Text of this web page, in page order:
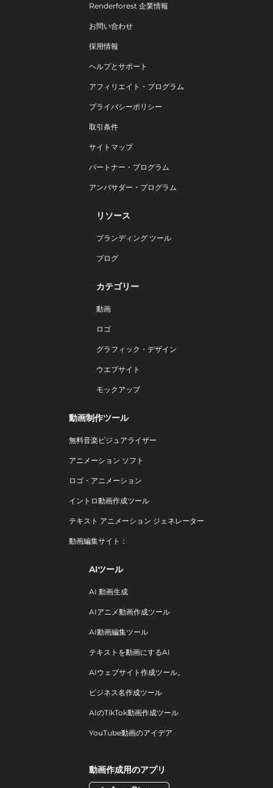
Renderforest 企業情報
お問い合わせ
採用情報
ヘルプとサポート
アフィリエイト・プログラム
プライバシーポリシー
取引条件
サイトマップ
パートナー・プログラム
アンバサダー・プログラム
リソース
ブランディング ツール
ブログ
カテゴリー
動画
ロゴ
グラフィック・デザイン
ウエブサイト
モックアップ
動画制作ツール
無料音楽ビジュアライザー
アニメーション ソフト
ロゴ・アニメーション
イントロ動画作成ツール
テキスト アニメーション ジェネレーター
動画編集サイト：
AIツール
AI 動画生成
AIアニメ動画作成ツール
AI動画編集ツール
テキストを動画にするAI
AIウェブサイト作成ツール。
ビジネス名作成ツール
AIのTikTok動画作成ツール
YouTube動画のアイデア
動画作成用のアプリ